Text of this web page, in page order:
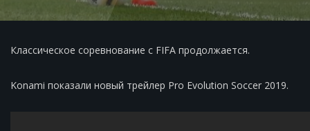
Классическое соревнование с FIFA продолжается.
Konami показали новый трейлер Pro Evolution Soccer 2019.